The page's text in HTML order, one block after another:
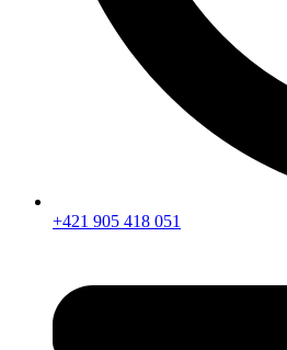
+421 905 418 051